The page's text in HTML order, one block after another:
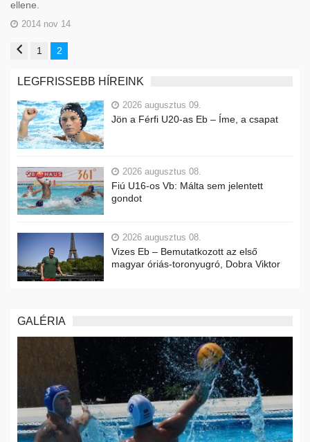
ellene.
2014 nov 14
1 2
LEGFRISSEBB HÍREINK
2026 augusztus 09.
Jön a Férfi U20-as Eb – Íme, a csapat
2026 augusztus 08.
Fiú U16-os Vb: Málta sem jelentett
gondot
2026 augusztus 08.
Vizes Eb – Bemutatkozott az első
magyar óriás-toronyugró, Dobra Viktor
GALÉRIA